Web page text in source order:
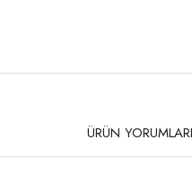
ÜRÜN YORUMLARI